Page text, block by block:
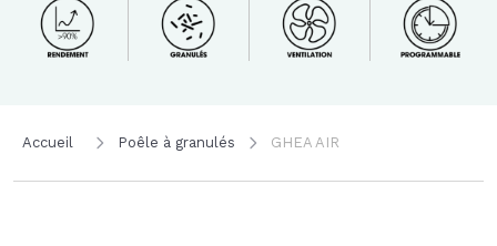
Accueil Poêle à granulés GHEA AIR